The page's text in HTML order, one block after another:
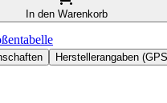
In den Warenkorb
Herstellerangaben